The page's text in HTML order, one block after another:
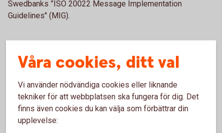
Swedbanks ”ISO 20022 Message Implementation
Guidelines" (MIG).
Så här går det till
Validex kontrollerar inkommande meddelanden
(pain.001)
Validex skapar utgående meddelanden (pain.002)
Våra cookies, ditt val
Vi använder nödvändiga cookies eller liknande
tekniker för att webbplatsen ska fungera för dig. Det
finns även cookies du kan välja som förbättrar din
upplevelse: